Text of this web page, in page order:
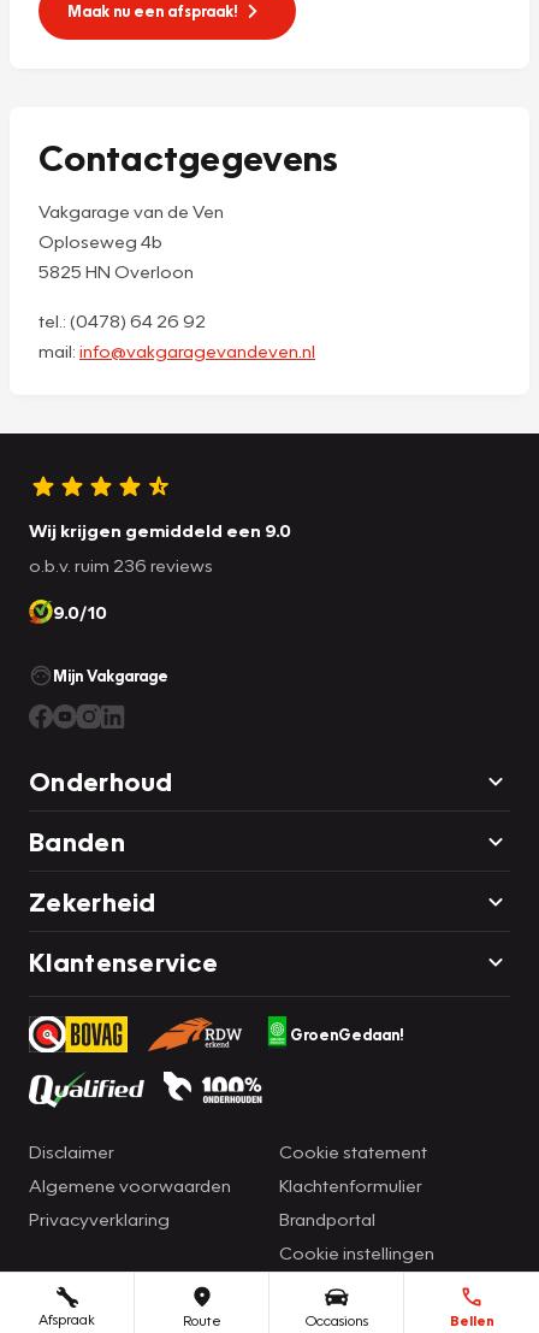
Maak nu een afspraak!
Contactgegevens
Vakgarage van de Ven
Oploseweg 4b
5825 HN Overloon
tel.: (0478) 64 26 92
mail: info@vakgaragevandeven.nl
Afspraak Route Occasions Bellen
Wij krijgen gemiddeld een 9.0
o.b.v. ruim 236 reviews
9.0/10
Mijn Vakgarage
Onderhoud
Banden
Zekerheid
Klantenservice
GroenGedaan!
Disclaimer
Algemene voorwaarden
Privacyverklaring
Cookie statement
Klachtenformulier
Brandportal
Cookie instellingen